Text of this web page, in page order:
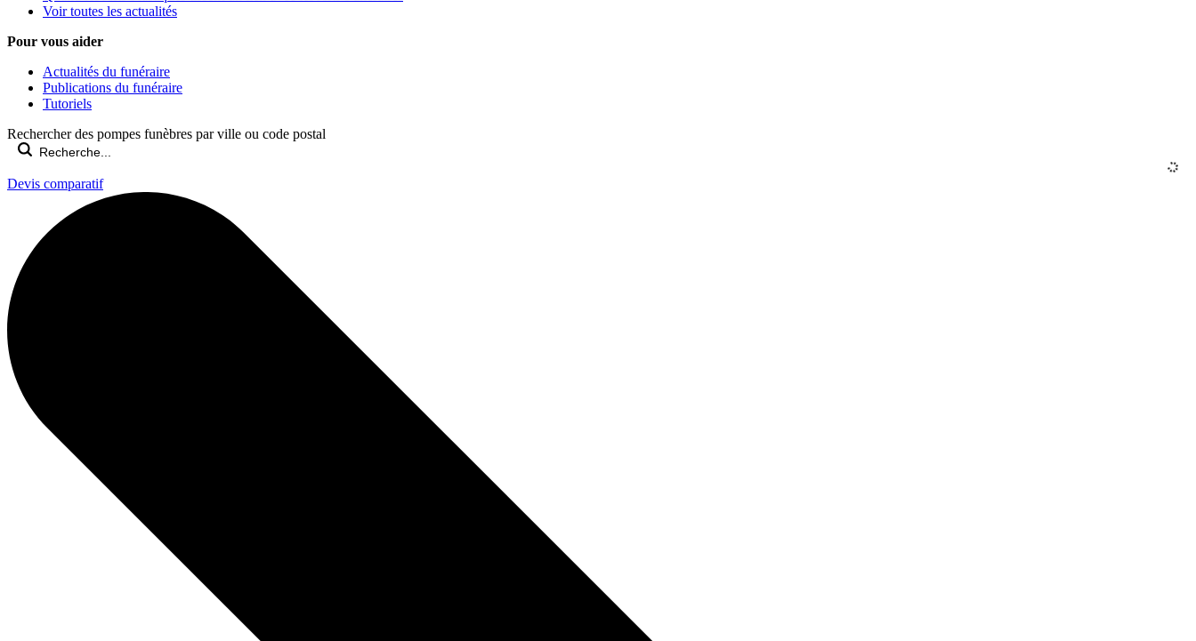
Voir toutes les actualités
Pour vous aider
Actualités du funéraire
Publications du funéraire
Tutoriels
Rechercher des pompes funèbres par ville ou code postal
Devis comparatif